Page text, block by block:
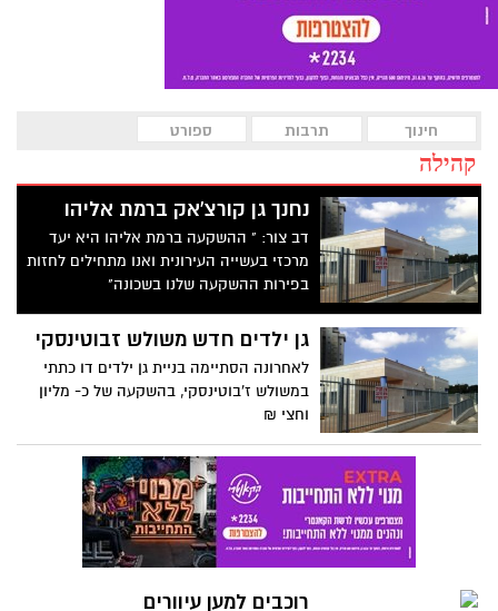
חינוך תרבות ספורט
קהילה
נחנך גן קורצ'אק ברמת אליהו
דב צור: " ההשקעה ברמת אליהו היא יעד
מרכזי בעשייה העירונית ואנו מתחילים לחזות
בפירות ההשקעה שלנו בשכונה"
גן ילדים חדש משולש זבוטינסקי
לאחרונה הסתיימה בניית גן ילדים דו כתתי
במשולש ז'בוטינסקי, בהשקעה של כ- מליון
וחצי ₪
רוכבים למען עיוורים